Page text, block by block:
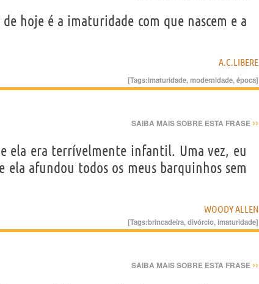
hoje é a imaturidade com que nascem e a
A.C.LIBERE
[Tags:imaturidade,modernidade,época]
SAIBA MAIS SOBRE ESTA FRASE ››
ela era terrívelmente infantil. Uma vez, eu
afundou todos os meus barquinhos sem
WOODY ALLEN
[Tags:brincadeira,divórcio,imaturidade]
SAIBA MAIS SOBRE ESTA FRASE ››